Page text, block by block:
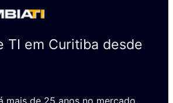
TI em Curitiba desde
mais de 25 anos no mercado,